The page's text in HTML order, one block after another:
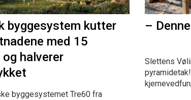
byggesystem kutter
med 15
halverer
byggesystemet Tre60 fra
–
Slettens